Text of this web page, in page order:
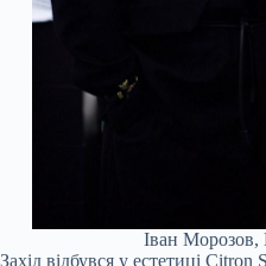
Іван Морозов,
Захід відбувся у естетиці